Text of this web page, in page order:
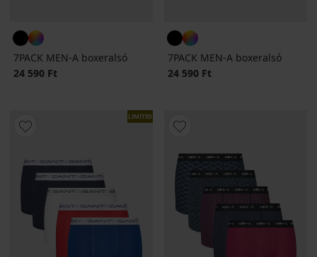
7PACK MEN-A boxeralsó
24 590 Ft
7PACK MEN-A boxeralsó
24 590 Ft
LIMITED